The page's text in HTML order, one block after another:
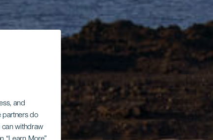
and
partners do
can withdraw